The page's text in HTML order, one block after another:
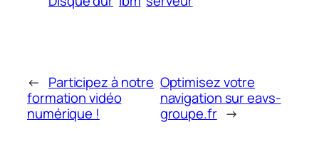
← Participez à notre
formation vidéo
numérique !
Optimisez votre
navigation sur eavs-
groupe.fr →